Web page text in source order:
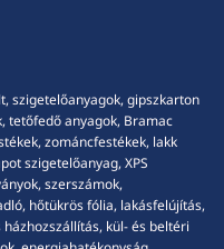
szigetelőanyagok, gipszkarton
tetőfedő anyagok, Bramac
zománcfestékek, lakk
szigetelőanyag, XPS
szerszámok,
hőtükrös fólia, lakásfelújítás,
kül- és beltéri